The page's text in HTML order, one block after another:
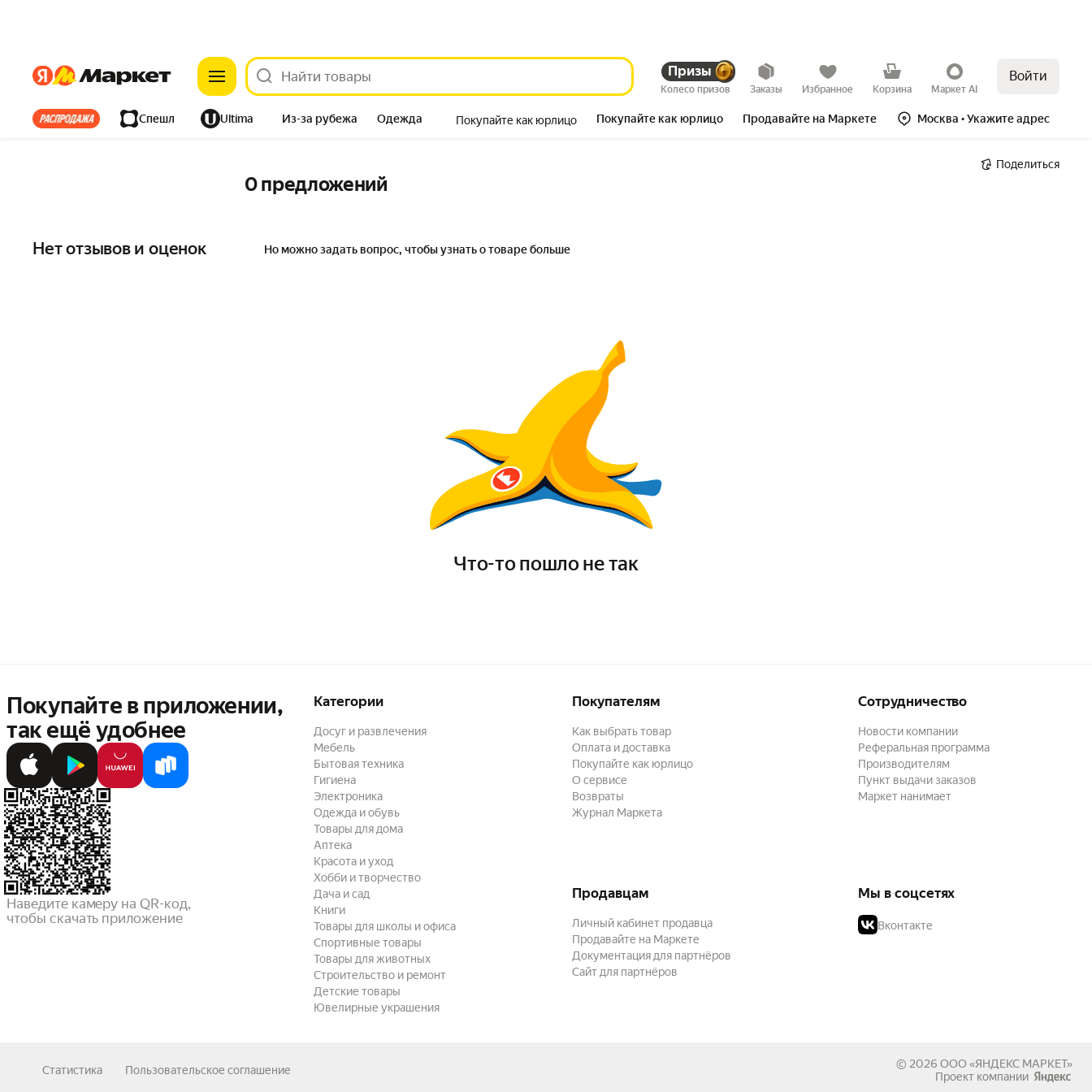
ЯндексЯндекс Призы
Колесо призов Заказы Избранное Корзина Маркет AI
Войти
Все хиты Спешл Ultima Из-за рубежа Одежда Покупайте как юрлицо Покупайте как юрлицо Продавайте на Маркете Москва • Укажите адрес
Поделиться
0 предложений
Нет отзывов и оценок Но можно задать вопрос, чтобы узнать о товаре больше
Что-то пошло не так
Покупайте в приложении,
так ещё удобнее
Наведите камеру на QR-код,
чтобы скачать приложение
Категории
Досуг и развлечения
Мебель
Бытовая техника
Гигиена
Электроника
Одежда и обувь
Товары для дома
Аптека
Красота и уход
Хобби и творчество
Дача и сад
Книги
Товары для школы и офиса
Спортивные товары
Товары для животных
Строительство и ремонт
Детские товары
Ювелирные украшения
Покупателям
Как выбрать товар
Оплата и доставка
Покупайте как юрлицо
О сервисе
Возвраты
Журнал Маркета
Сотрудничество
Новости компании
Реферальная программа
Производителям
Пункт выдачи заказов
Маркет нанимает
Продавцам
Личный кабинет продавца
Продавайте на Маркете
Документация для партнёров
Сайт для партнёров
Мы в соцсетях
Вконтакте
Статистика Пользовательское соглашение © 2026 ООО «ЯНДЕКС МАРКЕТ»
Проект компании